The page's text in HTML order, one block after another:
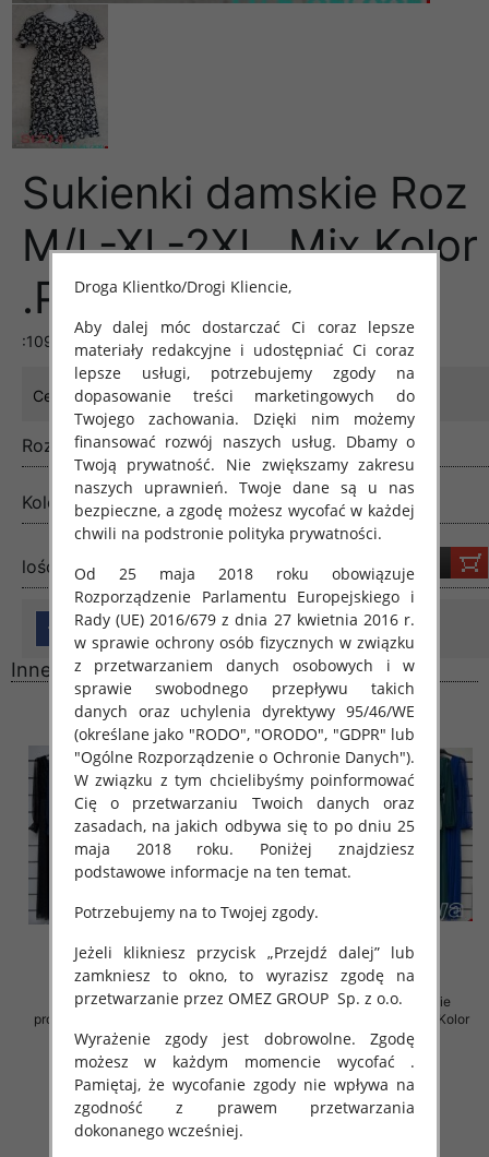
Sukienki damskie Roz
M/L-XL-2XL, Mix Kolor
.Paczka 12 szt
:1094::1055::1045::1058
Cena: 31.00 zł
Rozmiar:M/L-XL-2XL
Kolor: Mix kolor
lość:
Inne produkty
Sukienki damskie (Włoskie
produkt) Roz Standard, Mix Kolor
Paczka 5 szt
78.00 zł
szczegóły
Sukienki damskie (Włoskie
produkt) Roz Standard, Mix Kolor
Paczka 5 szt
78.00 zł
szczegóły
Droga Klientko/Drogi Kliencie,
Aby dalej móc dostarczać Ci coraz lepsze
materiały redakcyjne i udostępniać Ci coraz
lepsze usługi, potrzebujemy zgody na
dopasowanie treści marketingowych do
Twojego zachowania. Dzięki nim możemy
finansować rozwój naszych usług. Dbamy o
Twoją prywatność. Nie zwiększamy zakresu
naszych uprawnień. Twoje dane są u nas
bezpieczne, a zgodę możesz wycofać w każdej
chwili na podstronie polityka prywatności.
Od 25 maja 2018 roku obowiązuje
Rozporządzenie Parlamentu Europejskiego i
Rady (UE) 2016/679 z dnia 27 kwietnia 2016 r.
w sprawie ochrony osób fizycznych w związku
z przetwarzaniem danych osobowych i w
sprawie swobodnego przepływu takich
danych oraz uchylenia dyrektywy 95/46/WE
(określane jako "RODO", "ORODO", "GDPR" lub
"Ogólne Rozporządzenie o Ochronie Danych").
W związku z tym chcielibyśmy poinformować
Cię o przetwarzaniu Twoich danych oraz
zasadach, na jakich odbywa się to po dniu 25
maja 2018 roku. Poniżej znajdziesz
podstawowe informacje na ten temat.
Potrzebujemy na to Twojej zgody.
Jeżeli klikniesz przycisk „Przejdź dalej” lub
zamkniesz to okno, to wyrazisz zgodę na
przetwarzanie przez OMEZ GROUP Sp. z o.o.
Wyrażenie zgody jest dobrowolne. Zgodę
możesz w każdym momencie wycofać .
Pamiętaj, że wycofanie zgody nie wpływa na
zgodność z prawem przetwarzania
dokonanego wcześniej.